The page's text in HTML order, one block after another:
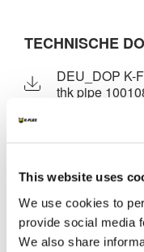
This website uses
We use cookies to
provide social media
We also share
TECHNISCHE
DEU_DOP K-
thk pipe
DEU_DOP
K-FLEX
K-FLEX PE